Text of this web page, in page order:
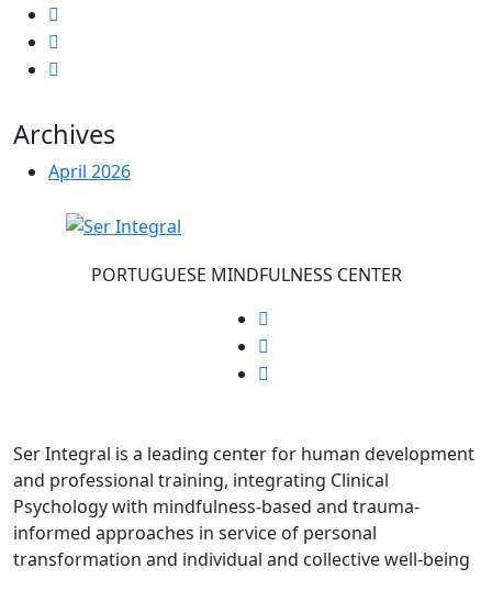
Archives
April 2026
PORTUGUESE MINDFULNESS CENTER
Ser Integral is a leading center for human development
and professional training, integrating Clinical
Psychology with mindfulness-based and trauma-
informed approaches in service of personal
transformation and individual and collective well-being